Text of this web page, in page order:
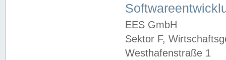
EES GmbH
Sektor F,
Westhafenstraße 1